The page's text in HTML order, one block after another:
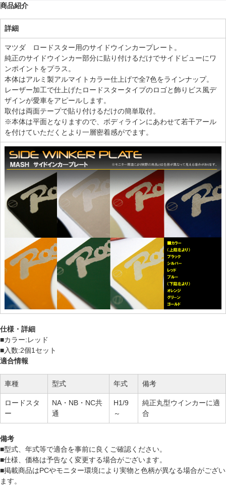
商品紹介
詳細
マツダ ロードスター用のサイドウインカープレート。
純正のサイドウインカー部分に貼り付けるだけでサイドビューにワ
ンポイントをプラス。
本体はアルミ製アルマイトカラー仕上げで全7色をラインナップ。
レーザー加工で仕上げたロードスタータイプのロゴと飾りビス風デ
ザインが愛車をアピールします。
取付は両面テープで貼り付けるだけの簡単取付。
※本体は平面となりますので、ボディラインにあわせて若干アール
を付けていただくとより一層密着感がでます。
仕様・詳細
■カラー:レッド
■入数:2個1セット
適合情報
車種 型式 年式 備考
ロードスタ
ー
NA・NB・NC共
通
H1/9
～
純正丸型ウインカーに適
合
備考
■型式、年式等で適合を事前に良くご確認ください。
■仕様、価格は予告なく変更する場合がございます。
■掲載商品はPCやモニター環境により実物と色柄が異なる場合がござい
ます。